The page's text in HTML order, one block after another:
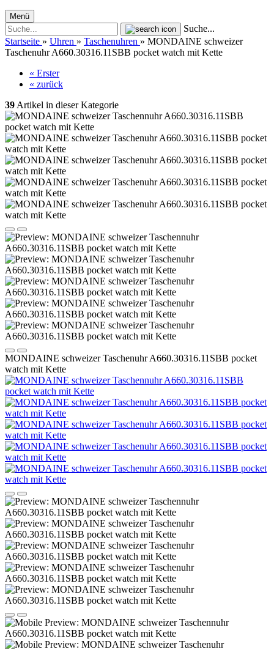
Menü
Suche...
Startseite » Uhren » Taschenuhren » MONDAINE schweizer
Taschenuhr A660.30316.11SBB pocket watch mit Kette
« Erster
« zurück
39 Artikel in dieser Kategorie
MONDAINE schweizer Taschenuhr A660.30316.11SBB pocket
watch mit Kette